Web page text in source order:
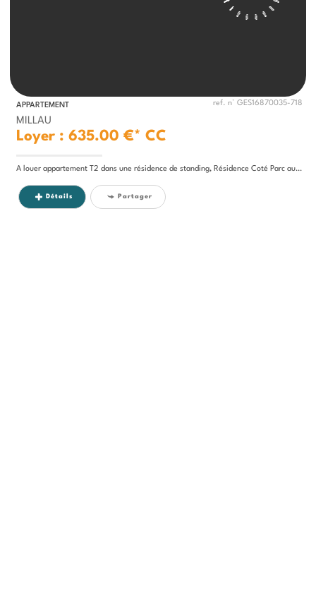
APPARTEMENT ref. n° GES16870035-718
MILLAU
Loyer : 635.00 €* CC
A louer appartement T2 dans une résidence de standing, Résidence Coté Parc au 4ème et dernier étage avec ascenseur,...
Détails Partager